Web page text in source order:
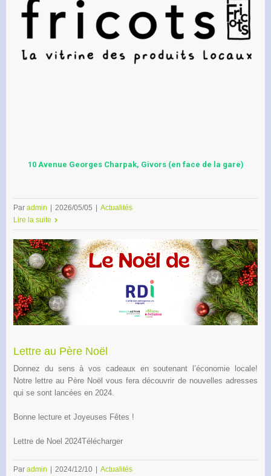
10 Avenue Georges Charpak, Givors (en face de la gare)
Par admin | 2026/05/05 | Actualités
Lire la suite
Lettre au Père Noël
Donnez du sens à vos cadeaux en soutenant l’économie locale!
Notre lettre au Père Noël vous fera découvrir de nouvelles adresses
qui se sont lancées en 2024.
Bonne lecture et Joyeuses Fêtes !
Lettre de Noel 2024Télécharger
Par admin | 2024/12/10 | Actualités